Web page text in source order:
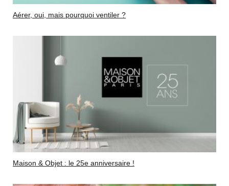
Aérer, oui, mais pourquoi ventiler ?
Maison & Objet : le 25e anniversaire !